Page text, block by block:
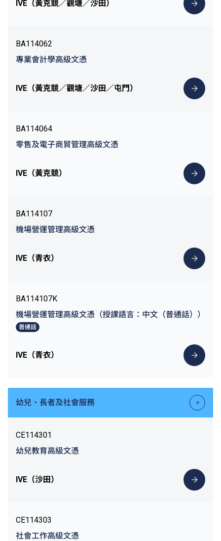
IVE（黃克競／觀塘／沙田）
BA114062
專業會計學高級文憑
IVE（黃克競／觀塘／沙田／屯門）
BA114064
零售及電子商貿管理高級文憑
IVE（黃克競）
BA114107
機場營運管理高級文憑
IVE（青衣）
BA114107K
機場營運管理高級文憑（授課語言：中文（普通話））
普通話
IVE（青衣）
幼兒、長者及社會服務
CE114301
幼兒教育高級文憑
IVE（沙田）
CE114303
社會工作高級文憑